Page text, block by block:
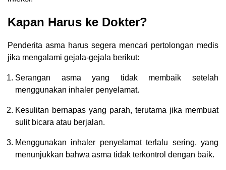
Kapan Harus ke Dokter?
Penderita asma harus segera mencari pertolongan medis
jika mengalami gejala-gejala berikut:
Serangan asma yang tidak membaik setelah
menggunakan inhaler penyelamat.
Kesulitan bernapas yang parah, terutama jika membuat
sulit bicara atau berjalan.
Menggunakan inhaler penyelamat terlalu sering, yang
menunjukkan bahwa asma tidak terkontrol dengan baik.